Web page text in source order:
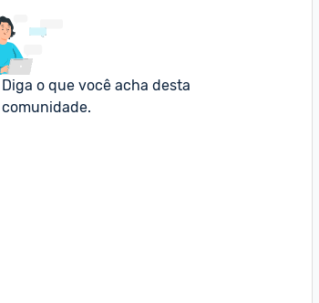
o que você acha desta